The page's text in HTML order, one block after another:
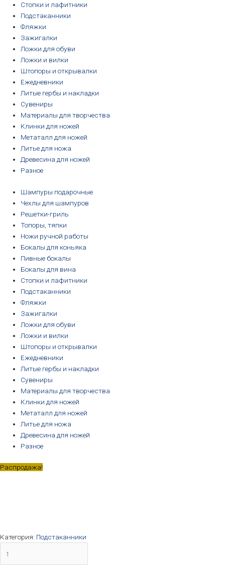
Стопки и лафитники
Подстаканники
Фляжки
Зажигалки
Ложки для обуви
Ложки и вилки
Штопоры и открывалки
Ежедневники
Литые гербы и накладки
Сувениры
Материалы для творчества
Клинки для ножей
Метаталл для ножей
Литье для ножа
Древесина для ножей
Разное
Шампуры подарочные
Чехлы для шампуров
Решетки-гриль
Топоры, тяпки
Ножи ручной работы
Бокалы для коньяка
Пивные бокалы
Бокалы для вина
Стопки и лафитники
Подстаканники
Фляжки
Зажигалки
Ложки для обуви
Ложки и вилки
Штопоры и открывалки
Ежедневники
Литые гербы и накладки
Сувениры
Материалы для творчества
Клинки для ножей
Метаталл для ножей
Литье для ножа
Древесина для ножей
Разное
Распродажа!
Категория: Подстаканники